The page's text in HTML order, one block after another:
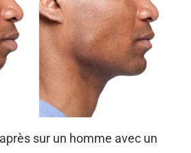
sur un homme avec un